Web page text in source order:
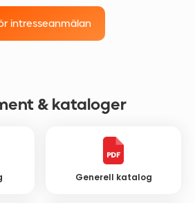
intresseanmälan
& kataloger
Generell katalog